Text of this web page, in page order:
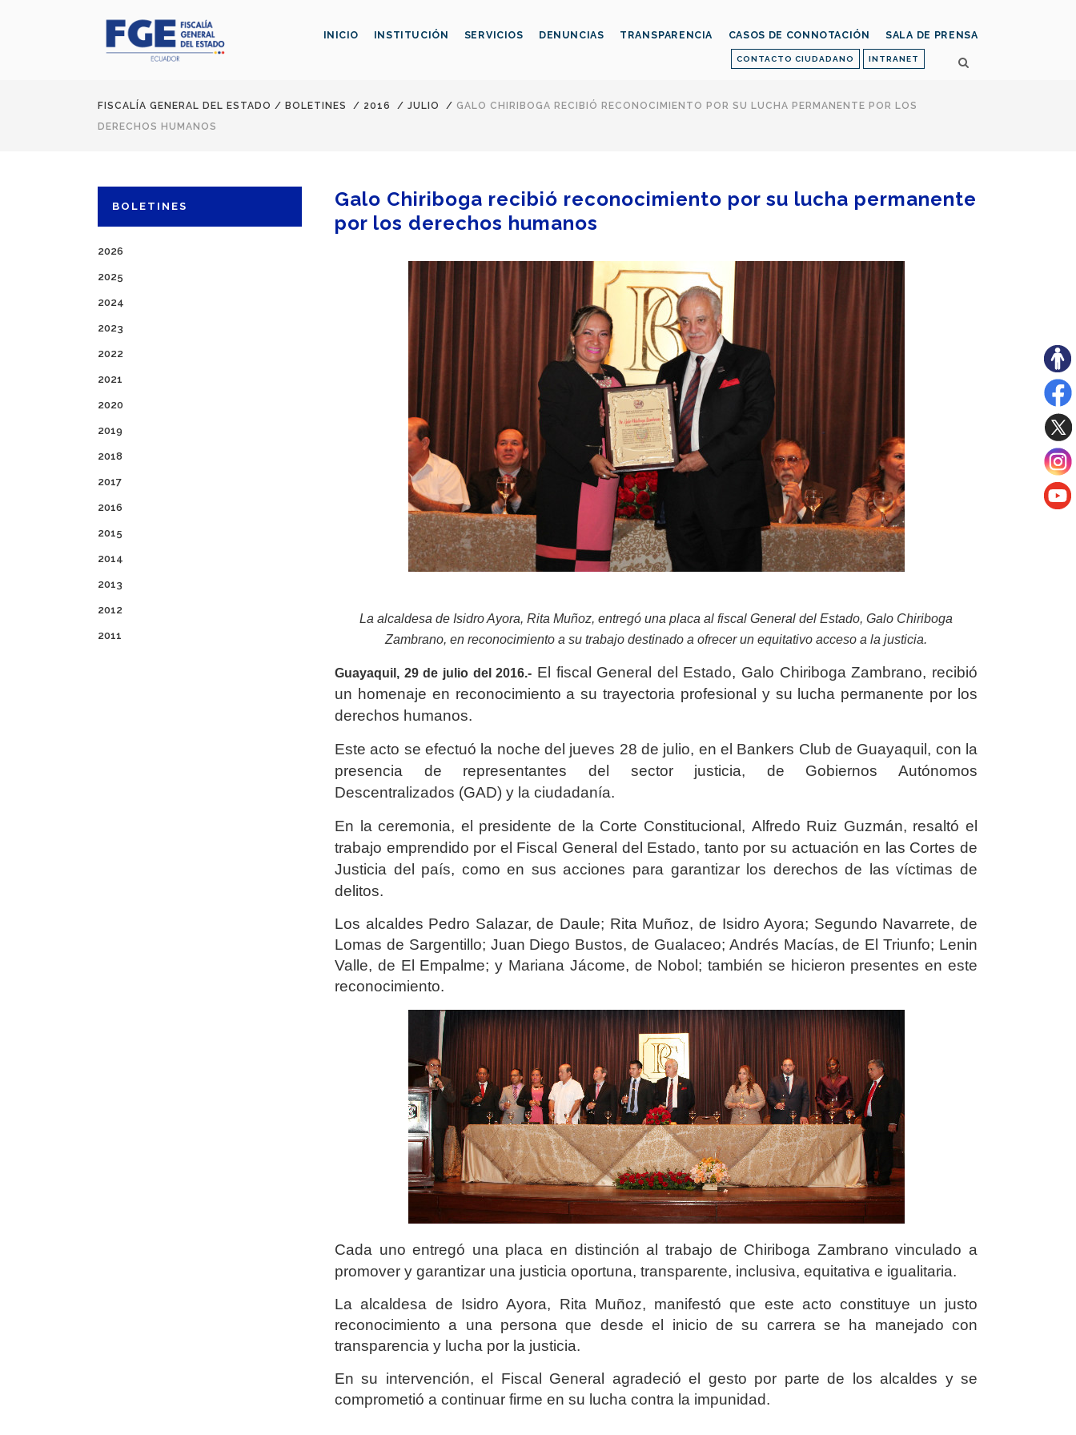
CONTACTO CIUDADANO INTRANET
INICIO INSTITUCIÓN SERVICIOS DENUNCIAS TRANSPARENCIA CASOS DE CONNOTACIÓN SALA DE PRENSA
FISCALÍA GENERAL DEL ESTADO / BOLETINES / 2016 / JULIO / GALO CHIRIBOGA RECIBIÓ RECONOCIMIENTO POR SU LUCHA PERMANENTE POR LOS
DERECHOS HUMANOS
BOLETINES
2026
2025
2024
2023
2022
2021
2020
2019
2018
2017
2016
2015
2014
2013
2012
2011
Galo Chiriboga recibió reconocimiento por su lucha permanente
por los derechos humanos
La alcaldesa de Isidro Ayora, Rita Muñoz, entregó una placa al fiscal General del Estado, Galo Chiriboga
Zambrano, en reconocimiento a su trabajo destinado a ofrecer un equitativo acceso a la justicia.
Guayaquil, 29 de julio del 2016.- El fiscal General del Estado, Galo Chiriboga Zambrano, recibió
un homenaje en reconocimiento a su trayectoria profesional y su lucha permanente por los
derechos humanos.
Este acto se efectuó la noche del jueves 28 de julio, en el Bankers Club de Guayaquil, con la
presencia de representantes del sector justicia, de Gobiernos Autónomos
Descentralizados (GAD) y la ciudadanía.
En la ceremonia, el presidente de la Corte Constitucional , Alfredo Ruiz Guzmán, resaltó el
trabajo emprendido por el Fiscal General del Estado, tanto por su actuación en las Cortes de
Justicia del país, como en sus acciones para garantizar los derechos de las víctimas de
delitos.
Los alcaldes Pedro Salazar, de Daule; Rita Muñoz, de Isidro Ayora; Segundo Navarrete, de
Lomas de Sargentillo; Juan Diego Bustos, de Gualaceo; Andrés Macías, de El Triunfo; Lenin
Valle, de El Empalme; y Mariana Jácome, de Nobol; también se hicieron presentes en este
reconocimiento.
Cada uno entregó una placa en distinción al trabajo de Chiriboga Zambrano vinculado a
promover y garantizar una justicia oportuna, transparente, inclusiva, equitativa e igualitaria.
La alcaldesa de Isidro Ayora, Rita Muñoz, manifestó que este acto constituye un justo
reconocimiento a una persona que desde el inicio de su carrera se ha manejado con
transparencia y lucha por la justicia.
En su intervención, el Fiscal General agradeció el gesto por parte de los alcaldes y se
comprometió a continuar firme en su lucha contra la impunidad.